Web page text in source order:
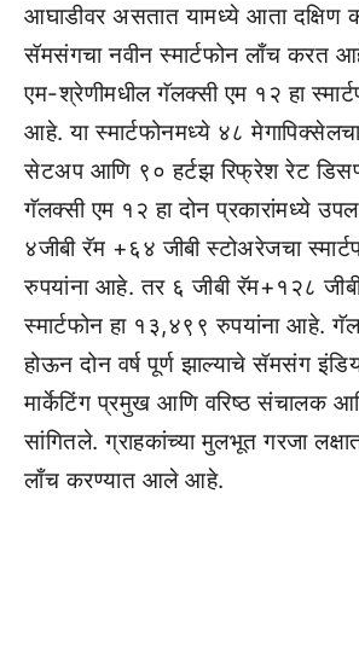
आघाडीवर असतात यामध्ये आता दक्षिण
सॅमसंगचा नवीन स्मार्टफोन लाँच करत
एम-श्रेणीमधील गॅलक्सी एम १२ हा
आहे. या स्मार्टफोनमध्ये ४८
सेटअप आणि ९० हर्टझ रिफ्रेश रेट
गॅलक्सी एम १२ हा दोन प्रकारांमध्ये
४जीबी रॅम +६४ जीबी स्टोअरेजचा
रुपयांना आहे. तर ६ जीबी रॅम+१२८
स्मार्टफोन हा १३,४९९ रुपयांना आहे.
होऊन दोन वर्ष पूर्ण झाल्याचे सॅमसंग
मार्केटिंग प्रमुख आणि वरिष्ठ संचालक
सांगितले. ग्राहकांच्या मुलभूत गरजा
लाँच करण्यात आले आहे.